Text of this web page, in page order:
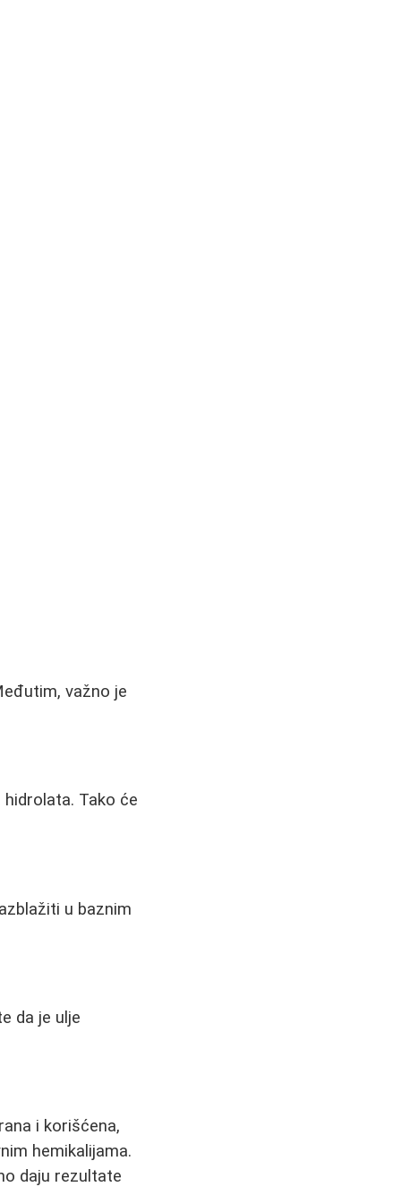
važno je
Tako će
u baznim
da je ulje
i korišćena,
hemikalijama.
daju rezultate